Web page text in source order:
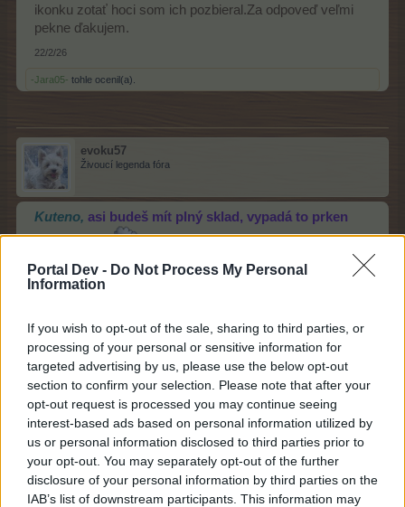
Portal Dev - Do Not Process My Personal
Information
If you wish to opt-out of the sale, sharing to third parties, or
processing of your personal or sensitive information for
targeted advertising by us, please use the below opt-out
section to confirm your selection. Please note that after your
opt-out request is processed you may continue seeing
interest-based ads based on personal information utilized by
us or personal information disclosed to third parties prior to
your opt-out. You may separately opt-out of the further
disclosure of your personal information by third parties on the
IAB’s list of downstream participants. This information may
ikonku zotať hoci som ich pozbieral.Za odpoveď veľmi
pekne ďakujem.
22/2/26
-Jara05- tohle ocenil(a).
evoku57
Živoucí legenda fóra
Kuteno, asi budeš mít plný sklad, vypadá to prken
22/2/26
Vanda
Board Administrator
Team Farmerama CZ & SK
Ahoj-Kuteno-,
vyprázdni sklad, aby si mohol stromy porúbať, nemáš
kde uložiť kmene stromov.